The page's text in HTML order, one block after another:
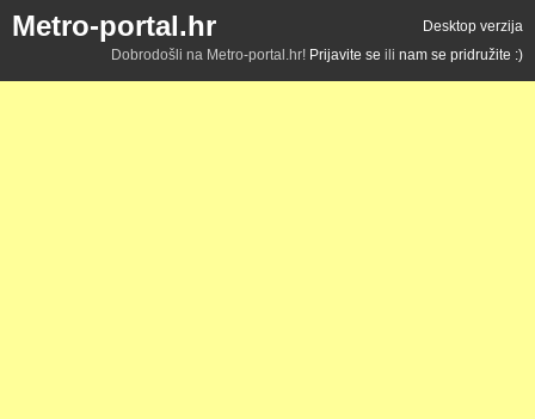
Metro-portal.hr
Desktop verzija
Dobrodošli na Metro-portal.hr! Prijavite se ili nam se pridružite :)